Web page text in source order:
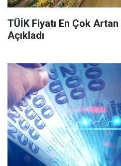
TÜİK Fiyatı En Çok
Açıkladı